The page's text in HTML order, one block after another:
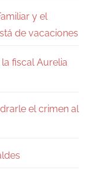
y el
de vacaciones
fiscal Aurelia
el crimen al